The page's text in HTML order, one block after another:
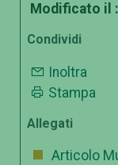
Modificato il :
Condividi
Inoltra
Stampa
Allegati
Articolo